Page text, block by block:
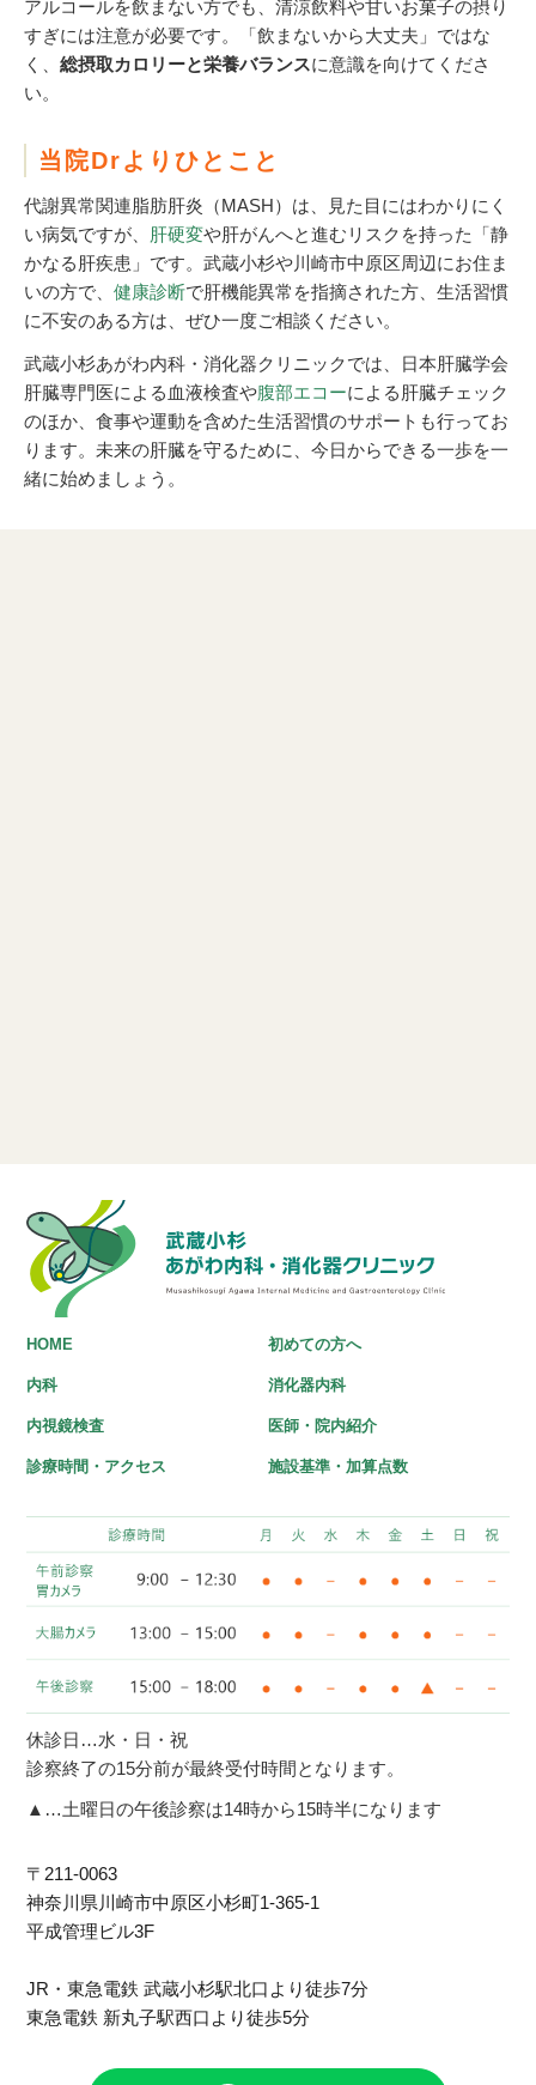
アルコールを飲まない方でも、清涼飲料や甘いお菓子の摂り
すぎには注意が必要です。「飲まないから大丈夫」ではな
く、総摂取カロリーと栄養バランスに意識を向けてくださ
い。
当院Drよりひとこと
代謝異常関連脂肪肝炎（MASH）は、見た目にはわかりにく
い病気ですが、
肝硬変や肝がんへと進むリスクを持った「静
かなる肝疾患」です。武蔵小杉や川崎市中原区周辺にお住ま
いの方で、健康診断で肝機能異常を指摘された方、生活習慣
に不安のある方は、ぜひ一度ご相談ください。
武蔵小杉あがわ内科・消化器クリニックでは、日本肝臓学会
肝臓専門医による血液検査や腹部エコーによる肝臓チェック
のほか、食事や運動を含めた生活習慣のサポートも行ってお
ります。未来の肝臓を守るために、今日からできる一歩を一
緒に始めましょう。
HOME 初めての方へ
内科 消化器内科
内視鏡検査 医師・院内紹介
診療時間・アクセス 施設基準・加算点数
休診日…水・日・祝
診察終了の15分前が最終受付時間となります。
▲…土曜日の午後診察は14時から15時半になります
〒211-0063
神奈川県川崎市中原区⼩杉町1-365-1
平成管理ビル3F
JR・東急電鉄 武蔵小杉駅北口より徒歩7分
東急電鉄 新丸子駅西口より徒歩5分